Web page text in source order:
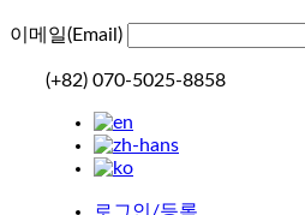
이메일(Email)
(+82) 070-5025-8858
로그인/등록